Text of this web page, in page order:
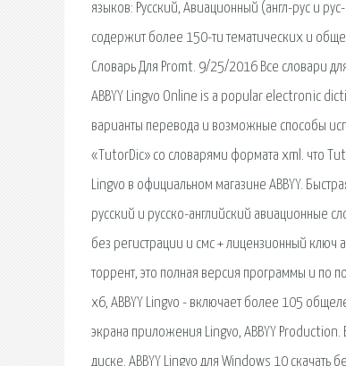
языков: Русский, Авиационный (англ-рус и
содержит более 150-ти тематических и
Словарь Для Promt. 9/25/2016 Все словари
ABBYY Lingvo Online is a popular electronic
варианты перевода и возможные способы
«TutorDic» со словарями формата xml. что
Lingvo в официальном магазине ABBYY.
русский и русско-английский авиационные
без регистрации и смс + лицензионный ключ
торрент, это полная версия программы и по
x6, ABBYY Lingvo - включает более 105
экрана приложения Lingvo, ABBYY
диске. ABBYY Lingvo для Windows 10 скачать